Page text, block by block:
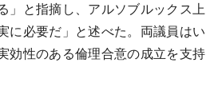
」と指摘し、アルソブルックス上
に必要だ」と述べた。両議員はい
効性のある倫理合意の成立を支持